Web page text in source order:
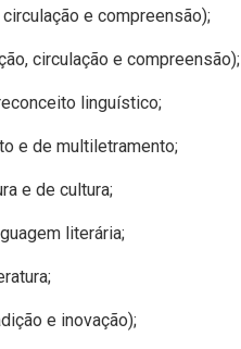
e compreensão);
circulação e compreensão);
linguístico;
e de multiletramento;
e de cultura;
literária;
e inovação);